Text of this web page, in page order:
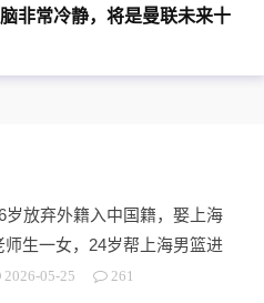
非常冷静，将是曼联未来十
岁放弃外籍入中国籍，娶上海
师生一女，24岁帮上海男篮进
赛
2026-05-25 261